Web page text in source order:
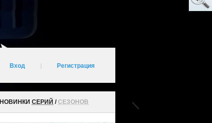
Вход Регистрация
НОВИНКИ СЕРИЙ /СЕЗОНОВ